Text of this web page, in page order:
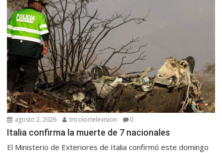
agosto 2, 2026 tricolortelevision 0
Italia confirma la muerte de 7 nacionales
El Ministerio de Exteriores de Italia confirmó este domingo